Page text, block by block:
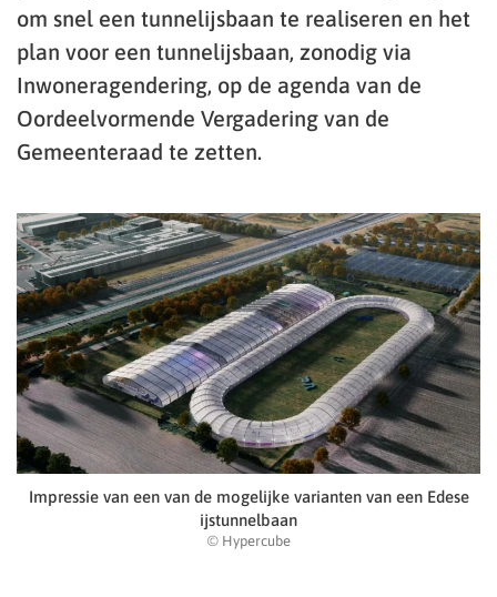
om snel een tunnelijsbaan te realiseren en het
plan voor een tunnelijsbaan, zonodig via
Inwoneragendering, op de agenda van de
Oordeelvormende Vergadering van de
Gemeenteraad te zetten.
Impressie van een van de mogelijke varianten van een Edese
ijstunnelbaan
© Hypercube